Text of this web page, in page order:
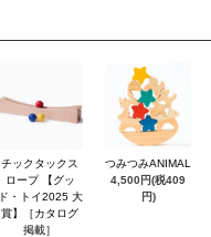
チックタックス
ロープ 【グッ
ド・トイ2025 大
賞】［カタログ
掲載］
つみつみANIMAL
4,500円(税409
円)